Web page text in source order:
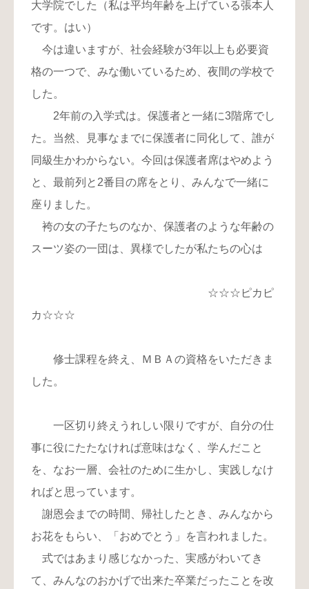
大学院でした（私は平均年齢を上げている張本人
です。はい）
今は違いますが、社会経験が3年以上も必要資
格の一つで、みな働いているため、夜間の学校で
した。
2年前の入学式は。保護者と一緒に3階席でし
た。当然、見事なまでに保護者に同化して、誰が
同級生かわからない。今回は保護者席はやめよう
と、最前列と2番目の席をとり、みんなで一緒に
座りました。
袴の女の子たちのなか、保護者のような年齢の
スーツ姿の一団は、異様でしたが私たちの心は
☆☆☆ピカピ
カ☆☆☆
修士課程を終え、ＭＢＡの資格をいただきま
した。
一区切り終えうれしい限りですが、自分の仕
事に役にたたなければ意味はなく、学んだこと
を、なお一層、会社のために生かし、実践しなけ
ればと思っています。
謝恩会までの時間、帰社したとき、みんなから
お花をもらい、「おめでとう」を言われました。
式ではあまり感じなかった、実感がわいてき
て、みんなのおかげで出来た卒業だったことを改